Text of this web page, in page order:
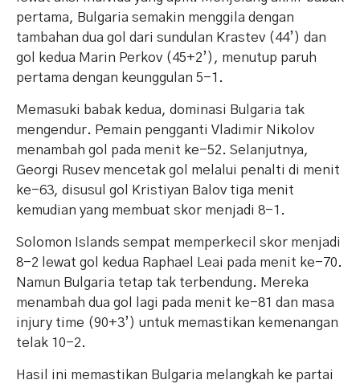
pertama, Bulgaria semakin menggila dengan
tambahan dua gol dari sundulan Krastev (44’) dan
gol kedua Marin Perkov (45+2’), menutup paruh
pertama dengan keunggulan 5-1.
Memasuki babak kedua, dominasi Bulgaria tak
mengendur. Pemain pengganti Vladimir Nikolov
menambah gol pada menit ke-52. Selanjutnya,
Georgi Rusev mencetak gol melalui penalti di menit
ke-63, disusul gol Kristiyan Balov tiga menit
kemudian yang membuat skor menjadi 8-1.
Solomon Islands sempat memperkecil skor menjadi
8-2 lewat gol kedua Raphael Leai pada menit ke-70.
Namun Bulgaria tetap tak terbendung. Mereka
menambah dua gol lagi pada menit ke-81 dan masa
injury time (90+3’) untuk memastikan kemenangan
telak 10-2.
Hasil ini memastikan Bulgaria melangkah ke partai